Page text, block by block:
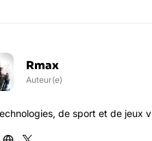
Rmax
Auteur(e)
de sport et de jeux